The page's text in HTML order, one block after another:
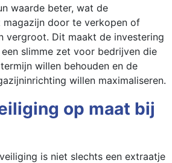
waarde beter, wat de
magazijn door te verkopen of
vergroot. Dit maakt de investering
slimme zet voor bedrijven die
willen behouden en de
willen maximaliseren.
op maat bij
is niet slechts een extraatje